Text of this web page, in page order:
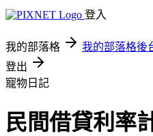
登入
我的部落格 我的部落格後
登出
寵物日記
民間借貸利率